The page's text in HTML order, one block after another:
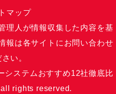
マップ
理人が情報収集した内容を基
報は各サイトにお問い合わせ
さい。
ステムおすすめ12社徹底比
rights reserved.